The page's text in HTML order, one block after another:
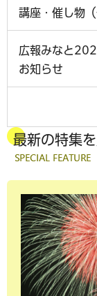
講座・催し物
広報みなと
お知らせ
最新の特集